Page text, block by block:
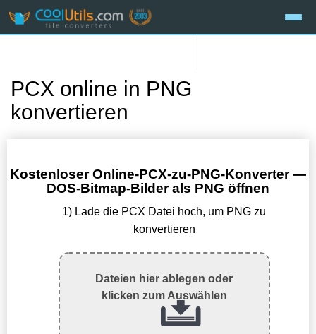
PCX online in PNG
konvertieren
Kostenloser Online-PCX-zu-PNG-Konverter —
DOS-Bitmap-Bilder als PNG öffnen
1) Lade die PCX Datei hoch, um PNG zu
konvertieren
Dateien hier ablegen oder
klicken zum Auswählen